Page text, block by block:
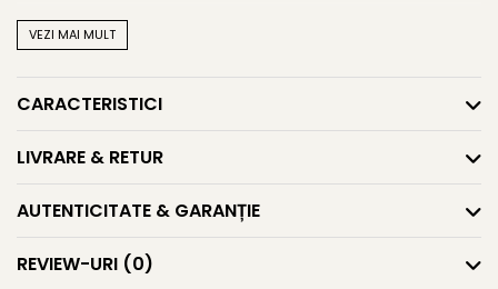
Montura este realizată din argint 925, cu prindere tip șurub,
gândită pentru confort și siguranță la purtare. Acești
cercei argint cu perlesunt versatili – îndeajuns de mari
pentru a ieși în evidență, dar suficient de subtili pentru a
Te invităm să explorezi și alte bijuterii statement din
colecția decercei cu perle mari
completă decercei cu perle.
VEZI MAI MULT
CARACTERISTICI
LIVRARE & RETUR
AUTENTICITATE & GARANȚIE
REVIEW-URI (0)